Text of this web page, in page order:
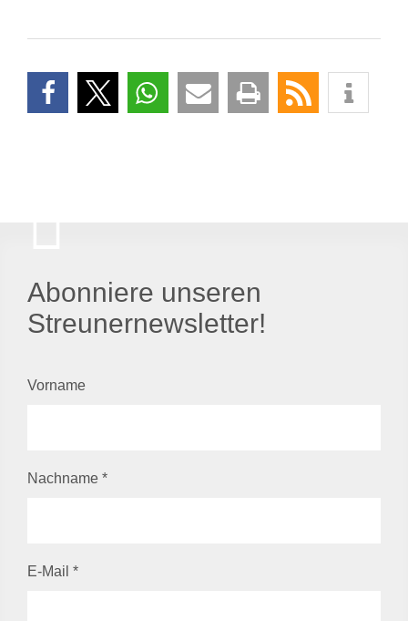
Abonniere unseren
Streunernewsletter!
Vorname
Nachname *
E-Mail *